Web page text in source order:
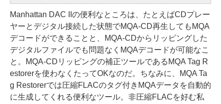
Manhattan DAC IIの便利なところは、たとえばCDプレー
ヤーとデジタル接続した状態でMQA-CD再生してもMQA
デコードができることと、MQA-CDからリッピングした
デジタルファイルでも問題なくMQAデコードが可能なこ
と。MQA-CDリッピングの補正ツールであるMQA Tag R
estorerを使わなくたってOKなのだ。ちなみに、MQA Ta
g Restorerでは圧縮FLACのタグ付きMQAデータを自動的
に生成してくれる便利なツール。非圧縮FLACを好む私